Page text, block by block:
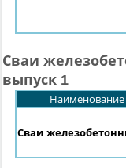
Сваи
выпуск 1
Наименование
Сваи